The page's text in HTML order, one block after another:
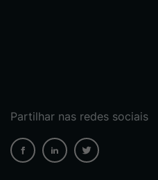
Partilhar nas redes sociais